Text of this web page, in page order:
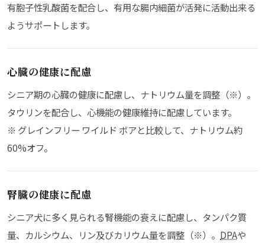
有胞子性乳酸菌を配合し、有用な腸内細菌が活発に活動出来る
ようサポートします。
心臓の健康に配慮
シニア期の心臓の健康に配慮し、ナトリウム量を調整（※）。
タウリンを配合し、心機能の健康維持に配慮しています。
※ グレインフリー ワイルド ボアと比較して、ナトリウム約
60%オフ。
腎臓の健康に配慮
シニア犬に多く見られる腎機能の衰えに配慮し、タンパク質
量、カルシウム、リン及びカリウム量を調整（※）。 DPAや